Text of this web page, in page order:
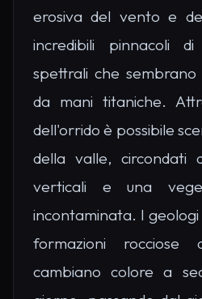
erosiva del vento e
incredibili pinnacoli
spettrali che sembrano
da mani titaniche.
dell'orrido è possibile
della valle, circondati
verticali e una
incontaminata. I geologi
formazioni
cambiano colore a